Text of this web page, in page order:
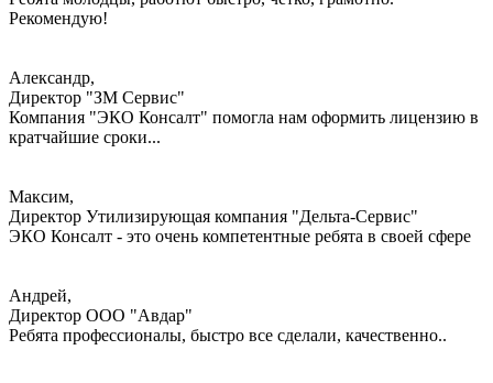
Рекомендую!
Александр,
Директор "ЗМ Сервис"
Компания "ЭКО Консалт" помогла нам оформить лицензию в
кратчайшие сроки...
Максим,
Директор Утилизирующая компания "Дельта-Сервис"
ЭКО Консалт - это очень компетентные ребята в своей сфере
Андрей,
Директор ООО "Авдар"
Ребята профессионалы, быстро все сделали, качественно..